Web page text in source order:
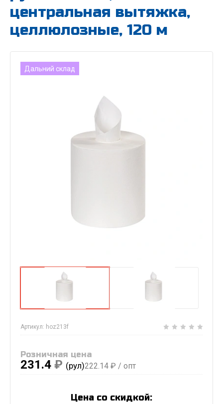
центральная вытяжка,
целлюлозные, 120 м
Дальний склад
Артикул: hoz213f
Розничная цена
231.4 ₽ (рул)222.14 ₽ / опт
Цена со скидкой: